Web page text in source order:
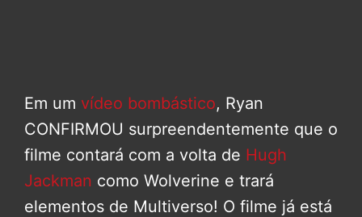
Em um vídeo bombástico, Ryan
CONFIRMOU surpreendentemente que o
filme contará com a volta de Hugh
Jackman como Wolverine e trará
elementos de Multiverso! O filme já está